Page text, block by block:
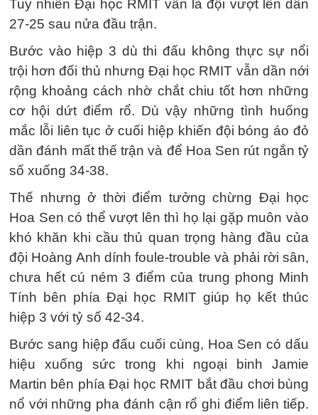
Tuy nhiên Đại học RMIT vẫn là đội vượt lên dẫn
27-25 sau nửa đầu trận.
Bước vào hiệp 3 dù thi đấu không thực sự nổi
trội hơn đối thủ nhưng Đại học RMIT vẫn dần nới
rộng khoảng cách nhờ chắt chiu tốt hơn những
cơ hội dứt điểm rổ. Dù vậy những tình huống
mắc lỗi liên tục ở cuối hiệp khiến đội bóng áo đỏ
dần đánh mất thế trận và để Hoa Sen rút ngắn tỷ
số xuống 34-38.
Thế nhưng ở thời điểm tưởng chừng Đại học
Hoa Sen có thể vượt lên thì họ lại gặp muôn vào
khó khăn khi cầu thủ quan trọng hàng đầu của
đội Hoàng Anh dính foule-trouble và phải rời sân,
chưa hết cú ném 3 điểm của trung phong Minh
Tính bên phía Đại học RMIT giúp họ kết thúc
hiệp 3 với tỷ số 42-34.
Bước sang hiệp đấu cuối cùng, Hoa Sen có dấu
hiệu xuống sức trong khi ngoại binh Jamie
Martin bên phía Đại học RMIT bắt đầu chơi bùng
nổ với những pha đánh cận rổ ghi điểm liên tiếp.